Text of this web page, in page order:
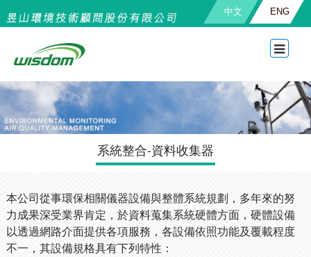
中文 ENG
系統整合-資料收集器
本公司從事環保相關儀器設備與整體系統規劃，多年來的努
力成果深受業界肯定，於資料蒐集系統硬體方面，硬體設備
以透過網路介面提供各項服務，各設備依照功能及覆載程度
不一，其設備規格具有下列特性：